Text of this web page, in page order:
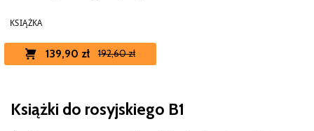
KSIĄŻKA
139,90 zł 192,60 zł
Książki do rosyjskiego B1